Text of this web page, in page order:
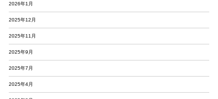
2026年1月
2025年12月
2025年11月
2025年9月
2025年7月
2025年4月